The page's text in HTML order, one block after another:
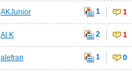
AKJunior 1 1
Al K 2 1
alefran 1 0